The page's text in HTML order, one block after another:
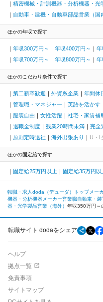
精密機械・計測機器・分析機器・光
自動車・建機・自動車部品営業（国
ほかの年収で探す
年収300万円～ 年収400万円～ 年
年収700万円～
年収800万円～ 年
ほかのこだわり条件で探す
第二新卒歓迎 外資系企業 年間休
管理職・マネジャー
英語を活かす
服装自由
女性活躍 社宅・家賃補
退職金制度
残業20時間未満 完全
原則定時退社
海外出張あり U・I
ほかの固定給で探す
固定給25万円以上 固定給35万円以
転職・求人doda（デューダ）トップメー
機器・分析機器メーカー営業職自動車・
器・光学製品営業（海外） 年収350万円～
転職サイト dodaをシェア
ヘルプ
拠点一覧
免責事項
サイトマップ